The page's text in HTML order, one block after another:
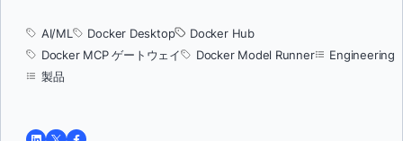
AI/ML Docker Desktop
Docker Hub
Docker MCP ゲートウェイ
Docker Model Runner
Engineering
製品